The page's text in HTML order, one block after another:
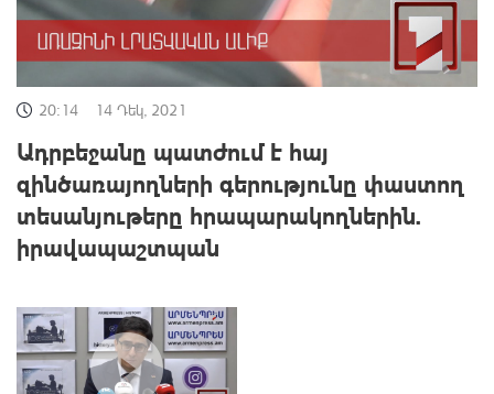
20:14 14 Դեկ, 2021
Ադրբեջանը պատժում է հայ
զինծառայողների գերությունը փաստող
տեսանյութերը հրապարակողներին.
իրավապաշտպան